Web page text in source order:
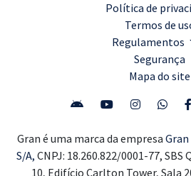
Política de
Termos de
Regulamentos
Segurança
Mapa do site
Gran é uma marca da empresa
S/A, CNPJ: 18.260.822/0001-77,
10, Edifício Carlton Tower, Sala